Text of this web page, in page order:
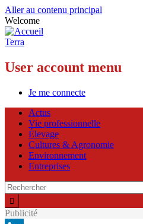
Aller au contenu principal
Welcome
Terra
User account menu
Je me connecte
Actus
Vie professionnelle
Élevage
Cultures & Agronomie
Environnement
Entreprises
Publicité